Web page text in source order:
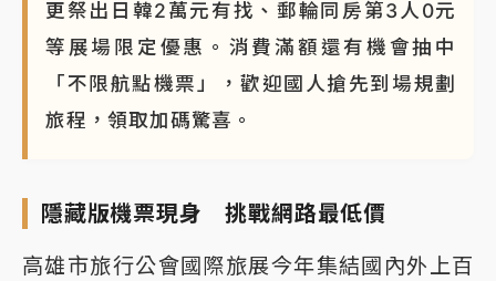
更祭出日韓2萬元有找、郵輪同房第3人0元
等展場限定優惠。消費滿額還有機會抽中
「不限航點機票」，歡迎國人搶先到場規劃
旅程，領取加碼驚喜。
隱藏版機票現身 挑戰網路最低價
高雄市旅行公會國際旅展今年集結國內外上百